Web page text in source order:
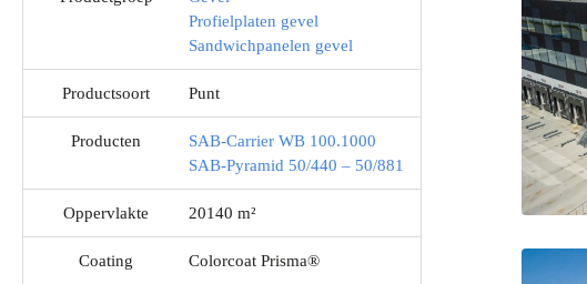
Profielplaten gevel
Sandwichpanelen gevel
Productsoort Punt
Producten
SAB-Carrier WB 100.1000
SAB-Pyramid 50/440 – 50/881
Oppervlakte 20140 m²
Coating Colorcoat Prisma®